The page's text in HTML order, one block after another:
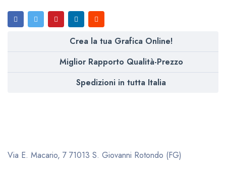
Crea la tua Grafica Online!
Miglior Rapporto Qualità-Prezzo
Spedizioni in tutta Italia
Via E. Macario, 7 71013 S. Giovanni Rotondo (FG)